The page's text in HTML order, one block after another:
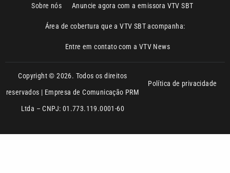
Copyright © 2026. Todos os direitos
Ltda – CNPJ: 01.773.119.0001-60